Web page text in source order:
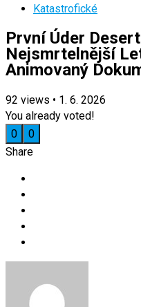
Katastrofické
První Úder
Nejsmrtelnější
Animovaný
92 views • 1. 6. 2026
You already voted!
0
0
Share